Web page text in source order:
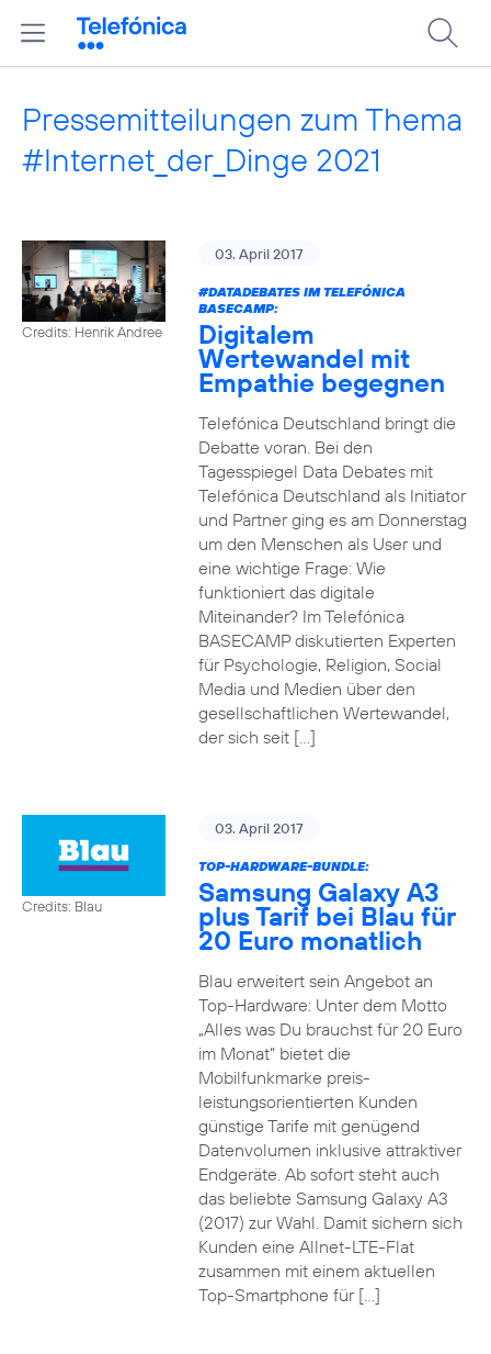
Pressemitteilungen zum Thema
#Internet_der_Dinge 2021
Credits: Henrik Andree
03. April 2017
#DATADEBATESIM TELEFÓNICA
BASECAMP:
Digitalem
Wertewandel mit
Empathie begegnen
Telefónica Deutschland bringt die
Debatte voran. Bei den
Tagesspiegel Data Debates mit
Telefónica Deutschland als Initiator
und Partner ging es am Donnerstag
um den Menschen als User und
eine wichtige Frage: Wie
funktioniert das digitale
Miteinander? Im Telefónica
BASECAMP diskutierten Experten
für Psychologie, Religion, Social
Media und Medien über den
gesellschaftlichen Wertewandel,
der sich seit […]
Credits: Blau
03. April 2017
TOP-HARDWARE-BUNDLE:
Samsung Galaxy A3
plus Tarif bei Blau für
20 Euro monatlich
Blau erweitert sein Angebot an
Top-Hardware: Unter dem Motto
„Alles was Du brauchst für 20 Euro
im Monat“ bietet die
Mobilfunkmarke preis-
leistungsorientierten Kunden
günstige Tarife mit genügend
Datenvolumen inklusive attraktiver
Endgeräte. Ab sofort steht auch
das beliebte Samsung Galaxy A3
(2017) zur Wahl. Damit sichern sich
Kunden eine Allnet-LTE-Flat
zusammen mit einem aktuellen
Top-Smartphone für […]